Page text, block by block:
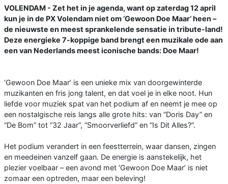
VOLENDAM - Zet het in je agenda, want op zaterdag 12 april
kun je in de PX Volendam niet om ‘Gewoon Doe Maar’ heen –
de nieuwste en meest sprankelende sensatie in tribute-land!
Deze energieke 7-koppige band brengt een muzikale ode aan
een van Nederlands meest iconische bands: Doe Maar!
‘Gewoon Doe Maar’ is een unieke mix van doorgewinterde
muzikanten en fris jong talent, en dat voel je in elke noot. Hun
liefde voor muziek spat van het podium af en neemt je mee op
een nostalgische reis langs alle grote hits: van “Doris Day” en
“De Bom” tot “32 Jaar”, “Smoorverliefd” en “Is Dit Alles?”.
Het podium verandert in een feestterrein, waar dansen, zingen
en meedeinen vanzelf gaan. De energie is aanstekelijk, het
plezier voelbaar – een avond met ‘Gewoon Doe Maar’ is niet
zomaar een optreden, maar een beleving!